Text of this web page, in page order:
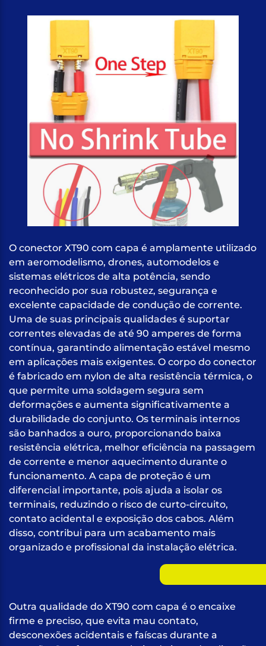
O conector XT90 com capa é amplamente utilizado
em aeromodelismo, drones, automodelos e
sistemas elétricos de alta potência, sendo
reconhecido por sua robustez, segurança e
excelente capacidade de condução de corrente.
Uma de suas principais qualidades é suportar
correntes elevadas de até 90 amperes de forma
contínua, garantindo alimentação estável mesmo
em aplicações mais exigentes. O corpo do conector
é fabricado em nylon de alta resistência térmica, o
que permite uma soldagem segura sem
deformações e aumenta significativamente a
durabilidade do conjunto. Os terminais internos
são banhados a ouro, proporcionando baixa
resistência elétrica, melhor eficiência na passagem
de corrente e menor aquecimento durante o
funcionamento. A capa de proteção é um
diferencial importante, pois ajuda a isolar os
terminais, reduzindo o risco de curto-circuito,
contato acidental e exposição dos cabos. Além
disso, contribui para um acabamento mais
organizado e profissional da instalação elétrica.
Outra qualidade do XT90 com capa é o encaixe
firme e preciso, que evita mau contato,
desconexões acidentais e faíscas durante a